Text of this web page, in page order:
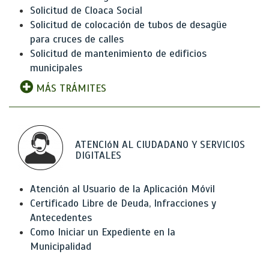
Solicitud de Cloaca Social
Solicitud de colocación de tubos de desagüe
para cruces de calles
Solicitud de mantenimiento de edificios
municipales
MÁS TRÁMITES
ATENCIóN AL CIUDADANO Y SERVICIOS
DIGITALES
Atención al Usuario de la Aplicación Móvil
Certificado Libre de Deuda, Infracciones y
Antecedentes
Como Iniciar un Expediente en la
Municipalidad